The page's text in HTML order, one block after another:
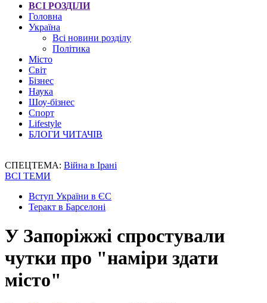
ВСІ РОЗДІЛИ
Головна
Україна
Всі новини розділу
Політика
Місто
Світ
Бізнес
Наука
Шоу-бізнес
Спорт
Lifestyle
БЛОГИ ЧИТАЧІВ
СПЕЦТЕМА: Війна в Ірані
ВСІ ТЕМИ
Вступ України в ЄС
Теракт в Барселоні
У Запоріжжі спростували
чутки про "наміри здати
місто"